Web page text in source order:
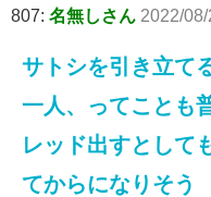
807: 名無しさん 2022/
サトシを引き立て
一人、ってことも
レッド出すとして
てからになりそう